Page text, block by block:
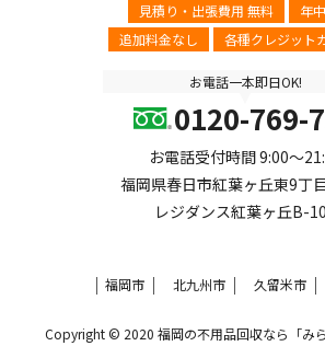
見積り・出張費用 無料
年
追加料金なし
各種クレジット
お電話一本即日OK!
0120-769-
お電話受付時間 9:00～
福岡県春日市紅葉ヶ丘東9丁
レジダンス紅葉ヶ丘B-
福岡市 北九州市 久留米市
Copyright © 2020 福岡の不用品回収なら「み